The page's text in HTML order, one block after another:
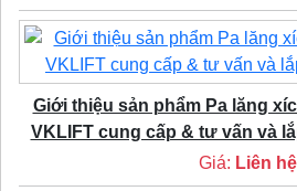
Giới thiệu sản phẩm Pa lăng
VKLIFT cung cấp & tư vấn và
Giá: Liên hệ